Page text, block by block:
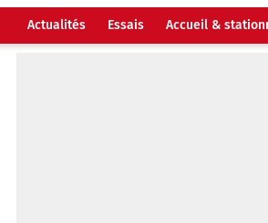
Actualités Essais Accueil &